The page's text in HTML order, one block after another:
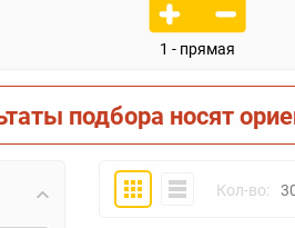
1 - прямая
подбора носят
ПлиткаКомпактноКол-во: